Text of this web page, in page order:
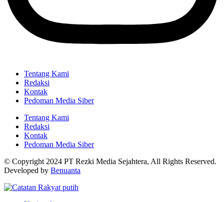
Tentang Kami
Redaksi
Kontak
Pedoman Media Siber
Tentang Kami
Redaksi
Kontak
Pedoman Media Siber
© Copyright 2024 PT Rezki Media Sejahtera, All Rights Reserved.
Developed by Benuanta